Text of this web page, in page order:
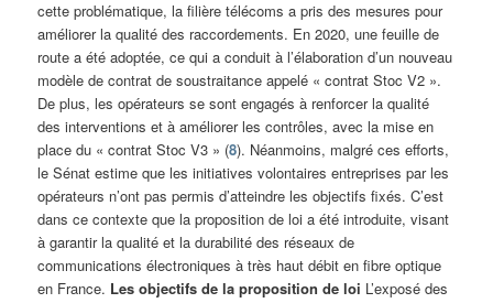
cette problématique, la filière télécoms a pris des mesures pour
améliorer la qualité des raccordements. En 2020, une feuille de
route a été adoptée, ce qui a conduit à l’élaboration d’un nouveau
modèle de contrat de soustraitance appelé « contrat Stoc V2 ».
De plus, les opérateurs se sont engagés à renforcer la qualité
des interventions et à améliorer les contrôles, avec la mise en
place du « contrat Stoc V3 » (8). Néanmoins, malgré ces efforts,
le Sénat estime que les initiatives volontaires entreprises par les
opérateurs n’ont pas permis d’atteindre les objectifs fixés. C’est
dans ce contexte que la proposition de loi a été introduite, visant
à garantir la qualité et la durabilité des réseaux de
communications électroniques à très haut débit en fibre optique
en France. Les objectifs de la proposition de loi L’exposé des